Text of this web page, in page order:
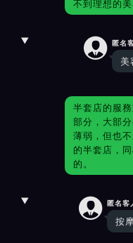
不到理想的美
 匿名
美
半套店的服
部分，大部
薄弱，但也
的半套店，
的。
 匿名客
按